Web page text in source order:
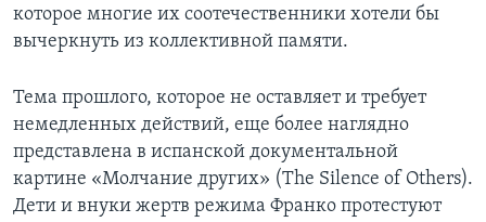
которое многие их соотечественники хотели бы
вычеркнуть из коллективной памяти.
Тема прошлого, которое не оставляет и требует
немедленных действий, еще более наглядно
представлена в испанской документальной
картине «Молчание других» (The Silence of Others).
Дети и внуки жертв режима Франко протестуют